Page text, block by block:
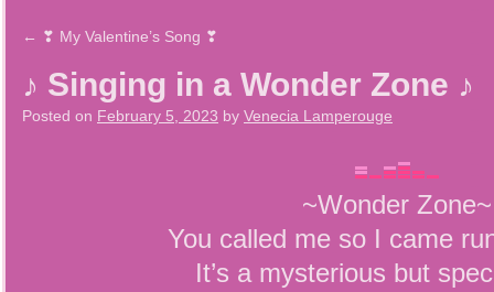
← ❣ My Valentine’s Song ❣
♪ Singing in a Wonder Zone ♪
Posted on February 5, 2023 by Venecia Lamperouge
~Wonder Zone~
You called me so I came
It’s a mysterious but